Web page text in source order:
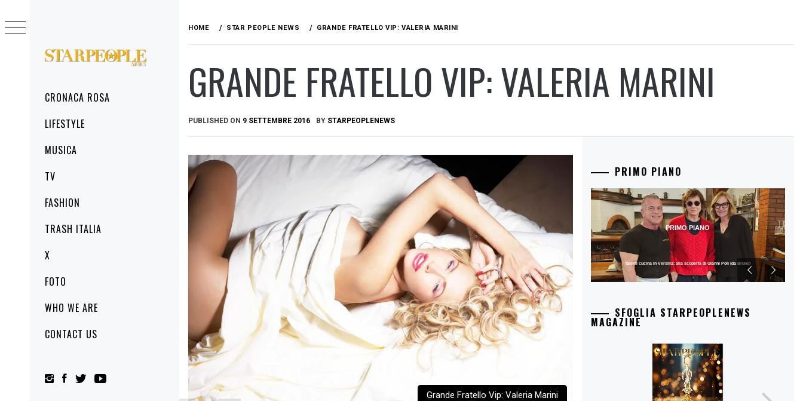
STARPEOPLENEWS
MenuCRONACA ROSA
LIFESTYLE
MUSICA
TV
FASHION
TRASH ITALIA
X
FOTO
WHO WE ARE
CONTACT US
to
content
HOME STAR PEOPLE NEWS GRANDE FRATELLO VIP: VALERIA MARINI
GRANDE FRATELLO VIP: VALERIA MARINI
PUBLISHED ON 9 SETTEMBRE 2016 BY STARPEOPLENEWS
Grande Fratello Vip: Valeria Marini
PRIMO PIANO
Talenti cucina in Versilia: alla scoperta di Gianni Poli (da Bruno)
PRIMO PIANO
SFOGLIA STARPEOPLENEWS
MAGAZINE